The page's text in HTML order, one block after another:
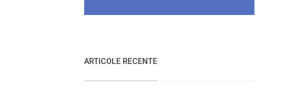
ARTICOLE RECENTE